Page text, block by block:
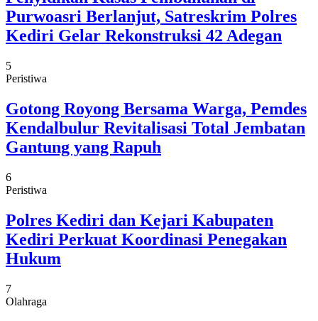
Purwoasri Berlanjut, Satreskrim Polres
Kediri Gelar Rekonstruksi 42 Adegan
5
Peristiwa
Gotong Royong Bersama Warga, Pemdes
Kendalbulur Revitalisasi Total Jembatan
Gantung yang Rapuh
6
Peristiwa
Polres Kediri dan Kejari Kabupaten
Kediri Perkuat Koordinasi Penegakan
Hukum
7
Olahraga